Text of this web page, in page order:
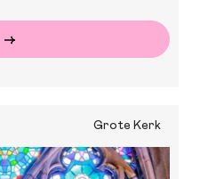
Grote Kerk